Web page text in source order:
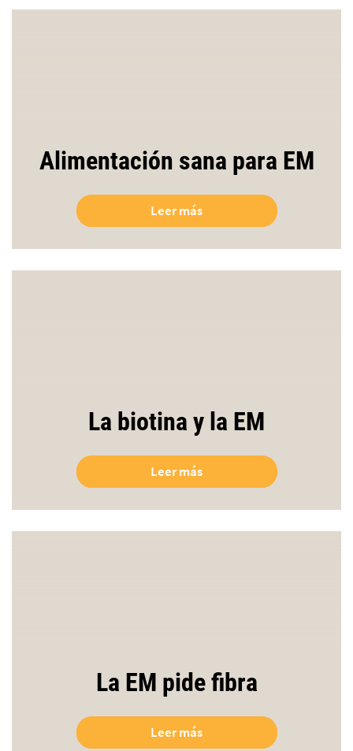
Alimentación sana para EM
Leer más
La biotina y la EM
Leer más
La EM pide fibra
Leer más